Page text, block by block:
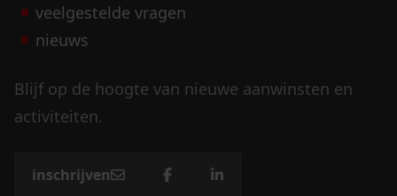
veelgestelde vragen
nieuws
Blijf op de hoogte van nieuwe aanwinsten en
activiteiten.
inschrijven